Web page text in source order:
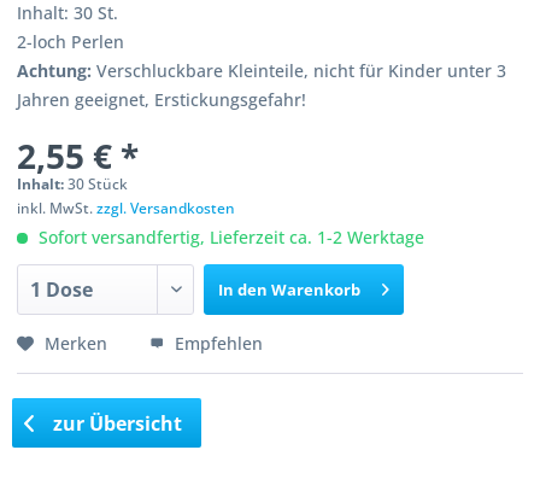
Inhalt: 30 St.
2-loch Perlen
Achtung: Verschluckbare Kleinteile, nicht für Kinder unter 3
Jahren geeignet, Erstickungsgefahr!
2,55 € *
Inhalt:30 Stück
inkl. MwSt.zzgl. Versandkosten
Sofort versandfertig, Lieferzeit ca. 1-2 Werktage
In den Warenkorb
Merken Empfehlen
zur Übersicht